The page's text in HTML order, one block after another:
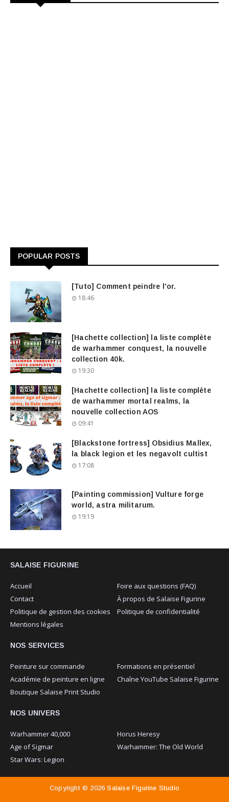
POPULAR POSTS
[Tuto] Comment peindre l'or.
18:46
[Hachette collection] la liste complète
de warhammer conquest, la nouvelle
collection 40k.
19:30
[Hachette collection] la liste complète
de warhammer mortal realms, la
nouvelle collection AOS
09:41
[Blackstone fortress] Obsidius Mallex,
la black legion et les negavolt cultist
17:08
[Painting commission] Vulture forge
world, astra militarum.
19:19
SALAISE FIGURINE
Accueil
Foire aux questions (FAQ)
Contact
À propos de Salaise Figurine
Politique de gestion des cookies
Politique de confidentialité
Mentions légales
NOS SERVICES
Peinture sur commande
Formations en présentiel
Académie de peinture en ligne
Chaîne YouTube Salaise Figurine
Boutique Salaise Print Studio
NOS UNIVERS
Warhammer 40,000
Horus Heresy
Age of Sigmar
Warhammer: The Old World
Star Wars: Legion
Copyright © 2026Salaise Figurine Studio